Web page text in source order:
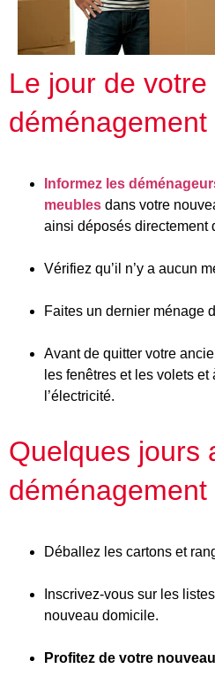
Le jour de votre
déménagement
Informez les
meubles dans votre
ainsi déposés directement
Vérifiez qu’il n’y a aucun
Faites un dernier ménage
Avant de quitter votre
les fenêtres et les volets et
l’électricité.
Quelques jours
déménagement
Déballez les cartons et
Inscrivez-vous sur les
nouveau domicile.
Profitez de votre